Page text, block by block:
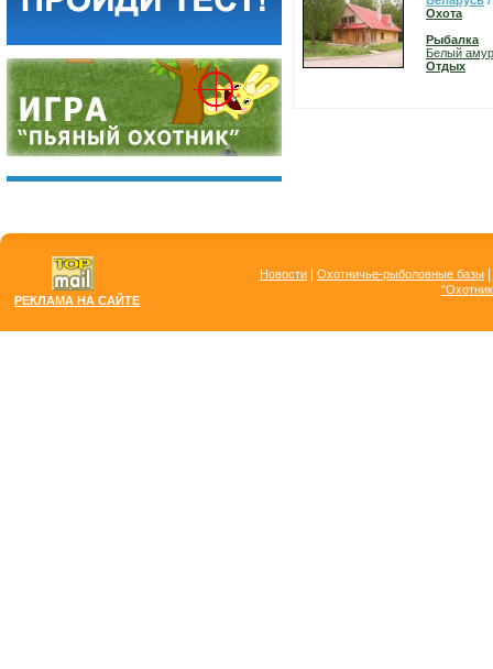
Охота
Рыбалка
Белый амур
Отдых
РЕКЛАМА НА САЙТЕ
Новости Охотничье-рыболовные базы